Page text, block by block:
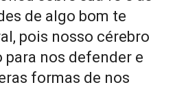
de algo bom te
pois nosso cérebro
para nos defender e
formas de nos